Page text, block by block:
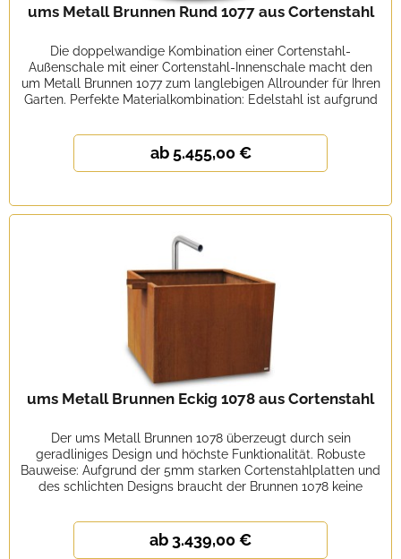
ums Metall Brunnen Rund 1077 aus Cortenstahl
Die doppelwandige Kombination einer Cortenstahl-
Außenschale mit einer Cortenstahl-Innenschale macht den
um Metall Brunnen 1077 zum langlebigen Allrounder für Ihren
Garten. Perfekte Materialkombination: Edelstahl ist aufgrund
ab 5.455,00 €
ums Metall Brunnen Eckig 1078 aus Cortenstahl
Der ums Metall Brunnen 1078 überzeugt durch sein
geradliniges Design und höchste Funktionalität. Robuste
Bauweise: Aufgrund der 5mm starken Cortenstahlplatten und
des schlichten Designs braucht der Brunnen 1078 keine
ab 3.439,00 €